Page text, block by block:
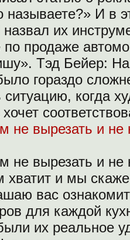
называете?» И в
их
по продаже
Тэд Бейер:
гораздо
когда
не вырезать и не
не вырезать и не
хватит и мы
вас
для каждой
их реальное